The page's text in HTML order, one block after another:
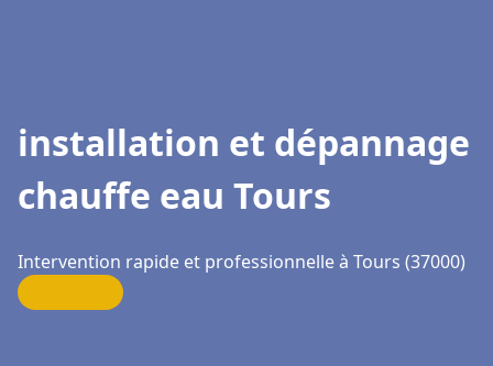
installation et dépannage
chauffe eau Tours
Intervention rapide et professionnelle à Tours (37000)